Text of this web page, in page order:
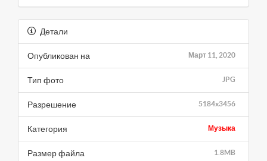
Детали
Март 11, 2020
Опубликован на
JPG
Тип фото
5184x3456
Разрешение
Музыка
Категория
1.8MB
Размер файла